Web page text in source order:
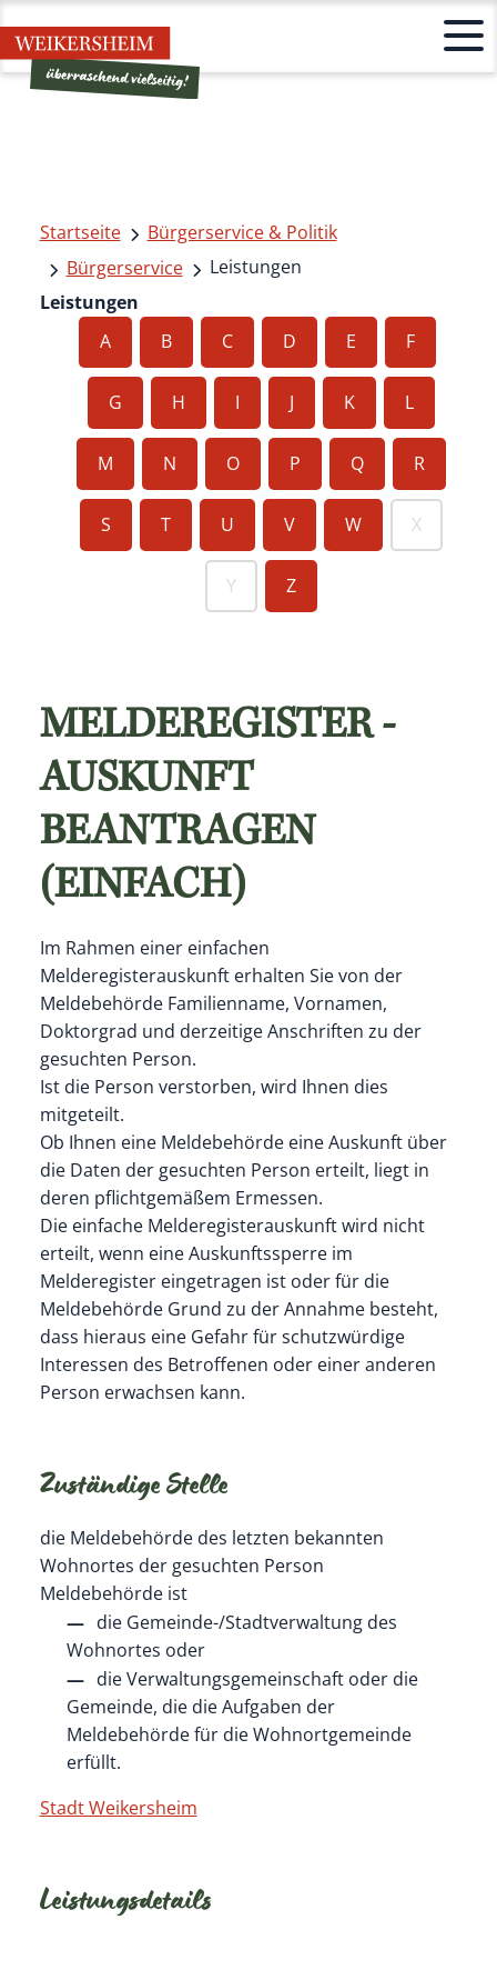
Startseite
Bürgerservice & Politik
Bürgerservice
Leistungen
Leistungen
A
B C D E F
G H I J K L
M N O P Q R
S T U V W X
Y Z
MELDEREGISTER -
AUSKUNFT
BEANTRAGEN
(EINFACH)
Im Rahmen einer einfachen
Melderegisterauskunft erhalten Sie von der
Meldebehörde Familienname, Vornamen,
Doktorgrad und derzeitige Anschriften zu der
gesuchten Person.
Ist die Person verstorben, wird Ihnen dies
mitgeteilt.
Ob Ihnen eine Meldebehörde eine Auskunft über
die Daten der gesuchten Person erteilt, liegt in
deren pflichtgemäßem Ermessen.
Die einfache Melderegisterauskunft wird nicht
erteilt, wenn eine Auskunftssperre im
Melderegister eingetragen ist oder für die
Meldebehörde Grund zu der Annahme besteht,
dass hieraus eine Gefahr für schutzwürdige
Interessen des Betroffenen oder einer anderen
Person erwachsen kann.
Zuständige Stelle
die Meldebehörde des letzten bekannten
Wohnortes der gesuchten Person
Meldebehörde ist
die Gemeinde-/Stadtverwaltung des
Wohnortes oder
die Verwaltungsgemeinschaft oder die
Gemeinde, die die Aufgaben der
Meldebehörde für die Wohnortgemeinde
erfüllt.
Stadt Weikersheim
Leistungsdetails